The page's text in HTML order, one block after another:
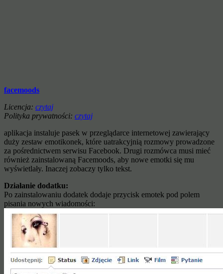
facemoods
Licencja: czytaj
Polityka prywatności: czytaj
aplikacja instaluje pasek w przeglądarce internetowej zawierający
duży zestaw emotikonek, które uatrakcyjnią rozmowy prowadzone
za pośrednictwem serwisu Facebook. Drugi rozmówca musi mieć
również zainstalowaną Facemoods, aby nowe emotki się mu
wyświetlały. Inaczej zobaczy tylko tekst.
Działanie dodatku:
Po zainstalowaniu dodatek dodaje przycisk emotek pod polem
pisania nowych wiadomości: